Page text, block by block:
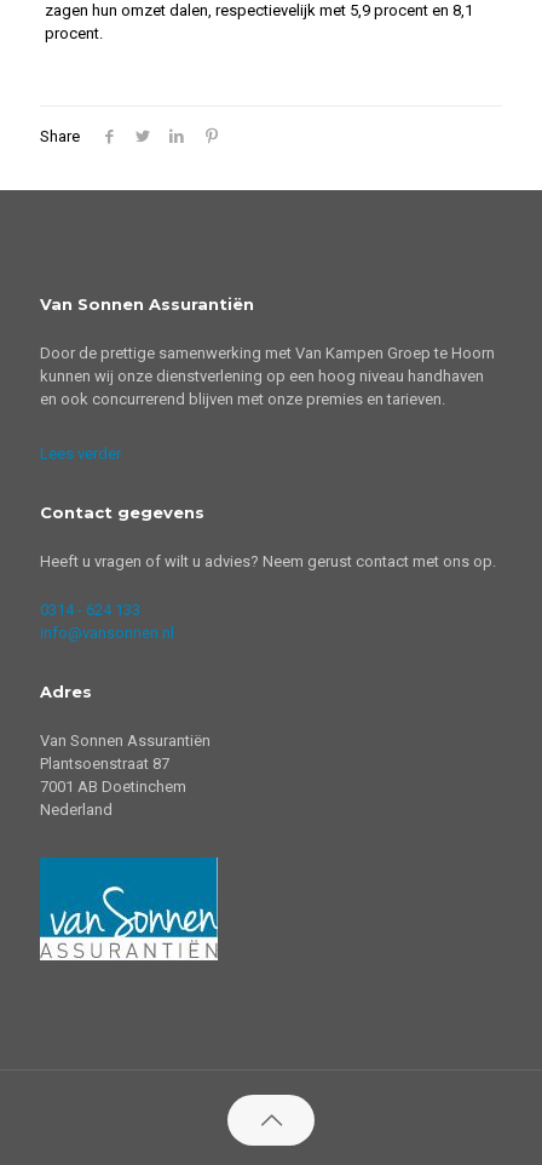
zagen hun omzet dalen, respectievelijk met 5,9 procent en 8,1
procent.
Share
Van Sonnen Assurantiën
Door de prettige samenwerking met Van Kampen Groep te Hoorn
kunnen wij onze dienstverlening op een hoog niveau handhaven
en ook concurrerend blijven met onze premies en tarieven.
Lees verder
Contact gegevens
Heeft u vragen of wilt u advies? Neem gerust contact met ons op.
0314 - 624 133
info@vansonnen.nl
Adres
Van Sonnen Assurantiën
Plantsoenstraat 87
7001 AB Doetinchem
Nederland